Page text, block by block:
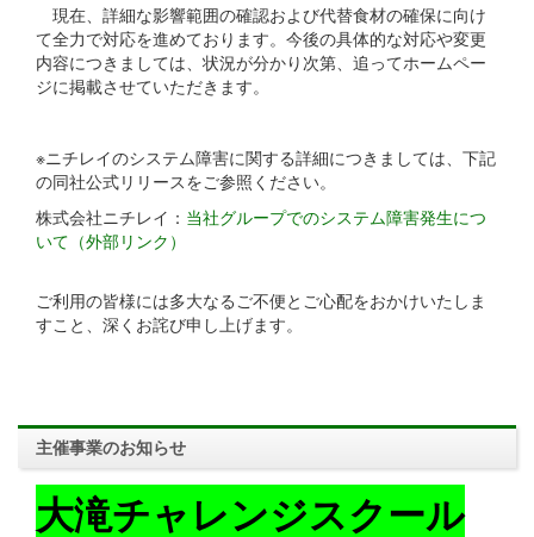
現在、詳細な影響範囲の確認および代替食材の確保に向け
て全力で対応を進めております。今後の具体的な対応や変更
内容につきましては、状況が分かり次第、追ってホームペー
ジに掲載させていただきます。
※ニチレイのシステム障害に関する詳細につきましては、下記
の同社公式リリースをご参照ください。
株式会社ニチレイ： 当社グループでのシステム障害発生につ
いて（外部リンク）
ご利用の皆様には多大なるご不便とご心配をおかけいたしま
すこと、深くお詫び申し上げます。
主催事業のお知らせ
大滝チャレンジスクール